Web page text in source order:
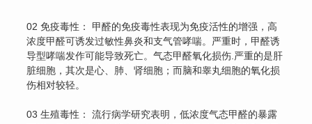
02 免疫毒性： 甲醛的免疫毒性表现为免疫活性的增强，高
浓度甲醛可诱发过敏性鼻炎和支气管哮喘。严重时，甲醛诱
导型哮喘发作可能导致死亡。气态甲醛氧化损伤.严重的是肝
脏细胞，其次是心、肺、肾细胞；而脑和睾丸细胞的氧化损
伤相对较轻。
03 生殖毒性： 流行病学研究表明，低浓度气态甲醛的暴露